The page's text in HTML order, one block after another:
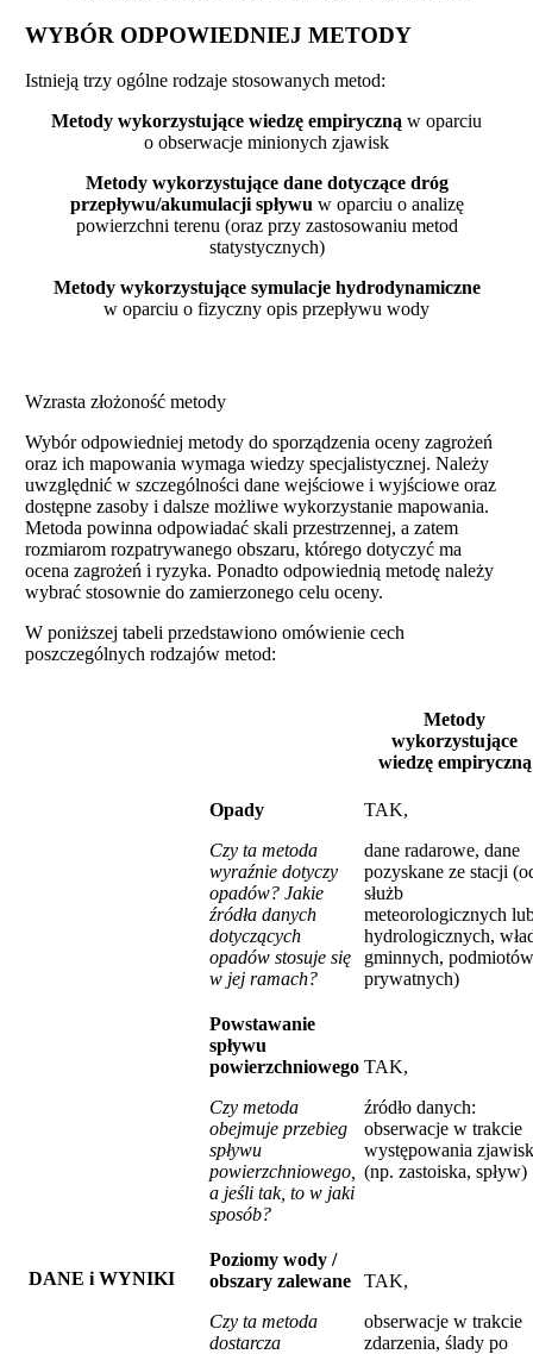
WYBÓR ODPOWIEDNIEJ METODY
Istnieją trzy ogólne rodzaje stosowanych metod:
Metody wykorzystujące wiedzę empiryczną w oparciu
o obserwacje minionych zjawisk
Metody wykorzystujące dane dotyczące dróg
przepływu/akumulacji spływu w oparciu o analizę
powierzchni terenu (oraz przy zastosowaniu metod
statystycznych)
Metody wykorzystujące symulacje hydrodynamiczne
w oparciu o fizyczny opis przepływu wody
Wzrasta złożoność metody
Wybór odpowiedniej metody do sporządzenia oceny zagrożeń
oraz ich mapowania wymaga wiedzy specjalistycznej. Należy
uwzględnić w szczególności dane wejściowe i wyjściowe oraz
dostępne zasoby i dalsze możliwe wykorzystanie mapowania.
Metoda powinna odpowiadać skali przestrzennej, a zatem
rozmiarom rozpatrywanego obszaru, którego dotyczyć ma
ocena zagrożeń i ryzyka. Ponadto odpowiednią metodę należy
wybrać stosownie do zamierzonego celu oceny.
W poniższej tabeli przedstawiono omówienie cech
poszczególnych rodzajów metod:
Metody
wykorzystujące
wiedzę empiryczną
DANE i WYNIKI
Opady
Czy ta metoda
wyraźnie dotyczy
opadów? Jakie
źródła danych
dotyczących
opadów stosuje się
w jej ramach?
TAK,
dane radarowe, dane
pozyskane ze stacji
służb
meteorologicznych
hydrologicznych,
gminnych, podmiotów
prywatnych)
Powstawanie
spływu
powierzchniowego
Czy metoda
obejmuje przebieg
spływu
powierzchniowego,
a jeśli tak, to w jaki
sposób?
TAK,
źródło danych:
obserwacje w trakcie
występowania
(np. zastoiska, spływ)
Poziomy wody /
obszary zalewane
Czy ta metoda
dostarcza
TAK,
obserwacje w trakcie
zdarzenia, ślady po